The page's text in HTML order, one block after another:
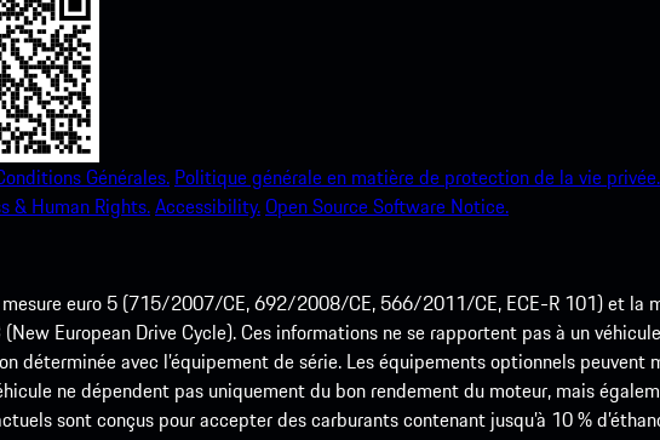
Générales. Politique générale en matière de protection de la vie privée.
& Human Rights.Accessibility.Open Source Software Notice.
euro 5 (715/2007/CE, 692/2008/CE, 566/2011/CE, ECE-R 101) et
European Drive Cycle). Ces informations ne se rapportent pas à un
déterminée avec l’équipement de série. Les équipements optionnels
ne dépendent pas uniquement du bon rendement du moteur, mais
sont conçus pour accepter des carburants contenant jusqu’à 10 %